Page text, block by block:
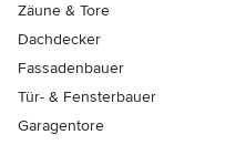
Zäune & Tore
Dachdecker
Fassadenbauer
Tür- & Fensterbauer
Garagentore